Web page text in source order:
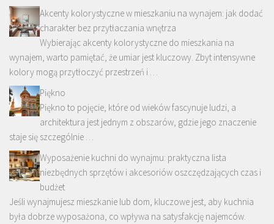
Akcenty kolorystyczne w mieszkaniu na wynajem: jak dodać
charakter bez przytłaczania wnętrza
Wybierając akcenty kolorystyczne do mieszkania na
wynajem, warto pamiętać, że umiar jest kluczowy. Zbyt intensywne
kolory mogą przytłoczyć przestrzeń i …
Piękno
Piękno to pojęcie, które od wieków fascynuje ludzi, a
architektura jest jednym z obszarów, gdzie jego znaczenie
staje się szczególnie …
Wyposażenie kuchni do wynajmu: praktyczna lista
niezbędnych sprzętów i akcesoriów oszczędzających czas i
budżet
Jeśli wynajmujesz mieszkanie lub dom, kluczowe jest, aby kuchnia
była dobrze wyposażona, co wpływa na satysfakcję najemców.